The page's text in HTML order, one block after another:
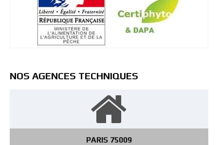
NOS AGENCES TECHNIQUES
PARIS 75009